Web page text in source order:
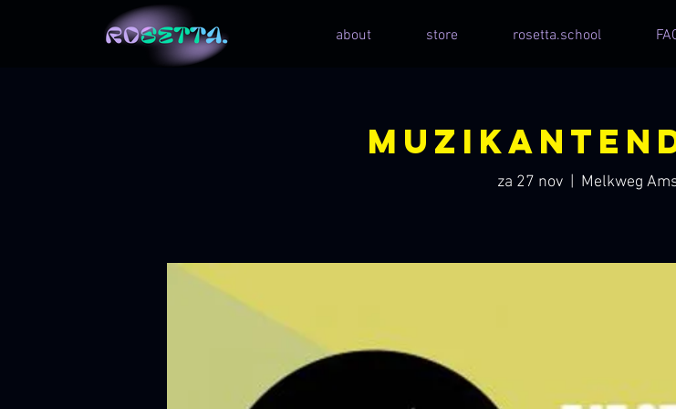
about store rosetta.school
za 27 nov
  |
Melkweg